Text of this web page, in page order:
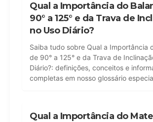
Qual a Importância do
90° a 125° e da Trava de
no Uso Diário?
Saiba tudo sobre Qual a Importância
de 90° a 125° e da Trava de
Diário?: definições, conceitos e
completas em nosso glossário
Qual a Importância do